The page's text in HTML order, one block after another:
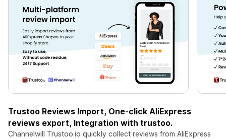
Trustoo Reviews Import, One-click AliExpress
reviews export, Integration with trustoo.
Channelwill Trustoo.io quickly collect reviews from AliExpress